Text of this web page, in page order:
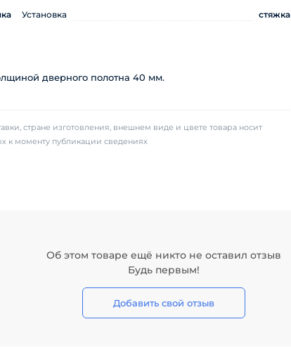
Установка стяжка
дверного полотна 40 мм.
стране изготовления, внешнем виде и цвете товара носит
к моменту публикации сведениях
Об этом товаре ещё никто не оставил отзыв
Будь первым!
Добавить свой отзыв